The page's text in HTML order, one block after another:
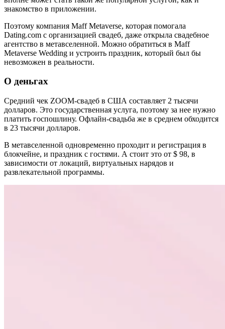
знакомство в приложении.
Поэтому компания Maff Metaverse, которая помогала
Dating.com с организацией свадеб, даже открыла свадебное
агентство в метавселенной. Можно обратиться в Maff
Metaverse Wedding и устроить праздник, который был бы
невозможен в реальности.
О деньгах
Средний чек ZOOM-свадеб в США составляет 2 тысячи
долларов. Это государственная услуга, поэтому за нее нужно
платить госпошлину. Офлайн-свадьба же в среднем обходится
в 23 тысячи долларов.
В метавселенной одновременно проходит и регистрация в
блокчейне, и праздник с гостями. А стоит это от $ 98, в
зависимости от локаций, виртуальных нарядов и
развлекательной программы.